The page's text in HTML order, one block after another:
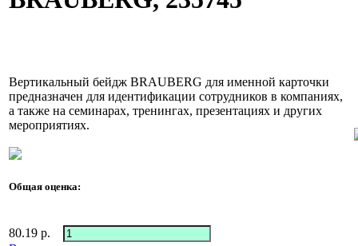
Вертикальный бейдж BRAUBERG для именной карточки
предназначен для идентификации сотрудников в компаниях,
а также на семинарах, тренингах, презентациях и других
мероприятиях.
Общая оценка:
80.19 р.